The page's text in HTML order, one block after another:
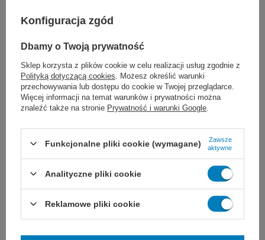
Długość igły
Kolor nici
fioletowe
Na zamówienie
Tak
Wsparcie rany
średnioterminowe
Powleczenie
tak
Proponujemy również:
Konfiguracja zgód
Dbamy o Twoją prywatność
Sklep korzysta z plików cookie w celu realizacji usług zgodnie z
Polityką dotyczącą cookies . Możesz określić warunki
przechowywania lub dostępu do cookie w Twojej przeglądarce.
Więcej informacji na temat warunków i prywatności można
znaleźć także na stronie Prywatność i warunki Google
Funkcjonalne pliki cookie (wymagane)
Zawsze
aktywne
Analityczne pliki cookie
Reklamowe pliki cookie